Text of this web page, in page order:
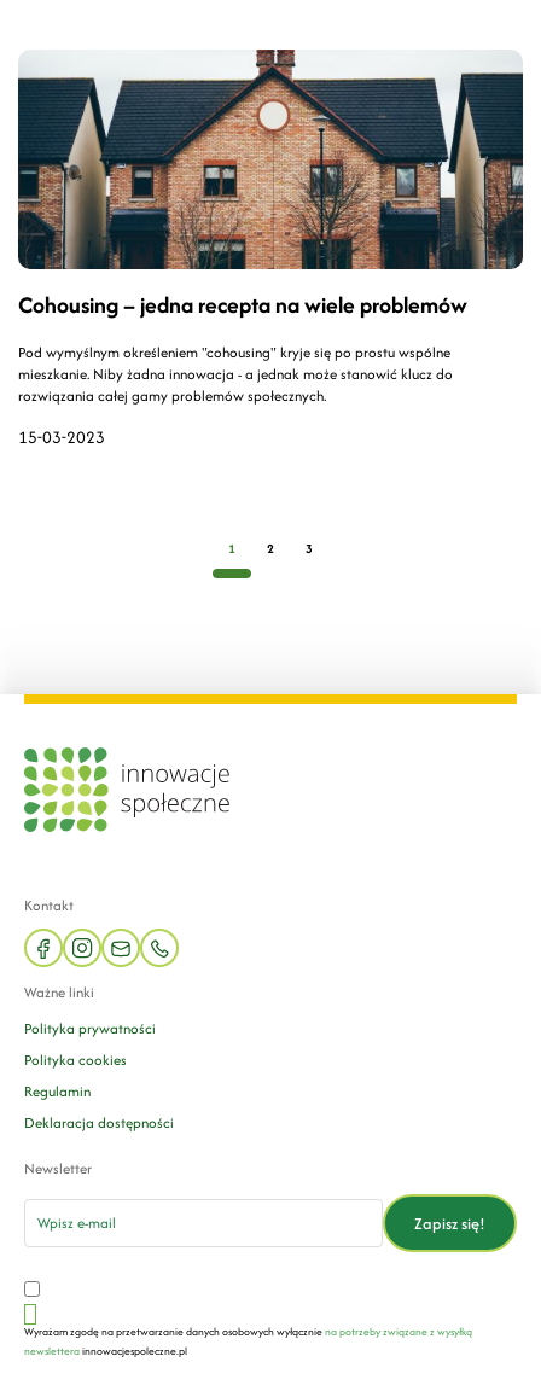
15-03-2023
Cohousing – jedna recepta na wiele problemów
Pod wymyślnym określeniem "cohousing" kryje się po prostu wspólne
mieszkanie. Niby żadna innowacja - a jednak może stanowić klucz do
rozwiązania całej gamy problemów społecznych.
1 2 3
Kontakt
facebookinstagram
mail phone
Ważne linki
Polityka prywatności
Polityka cookies
Regulamin
Deklaracja dostępności
Newsletter
email
Zapisz się!
Wyrażam zgodę na przetwarzanie danych osobowych wyłączniena potrzeby związane z wysyłką
newsletterainnowacjespoleczne.pl